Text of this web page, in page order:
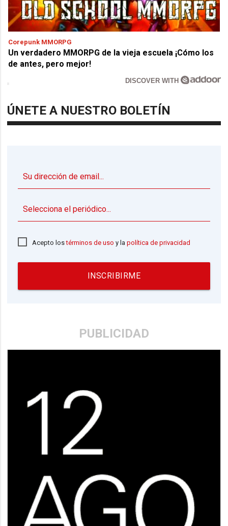
Corepunk MMORPG
Un verdadero MMORPG de la vieja escuela ¡Cómo los
de antes, pero mejor!
DISCOVER WITH
ÚNETE A NUESTRO BOLETÍN
Acepto lostérminos de uso y lapolítica de privacidad
INSCRIBIRME
PUBLICIDAD